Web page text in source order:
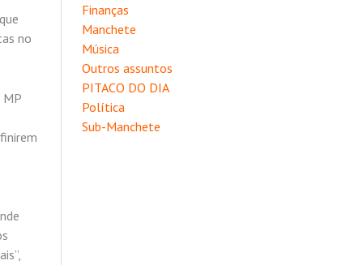
no
MP
Finanças
Manchete
Música
Outros assuntos
PITACO DO DIA
Política
Sub-Manchete